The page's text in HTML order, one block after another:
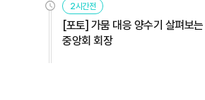
2시간전
[포토] 가뭄 대응 양수기 살펴보
중앙회 회장